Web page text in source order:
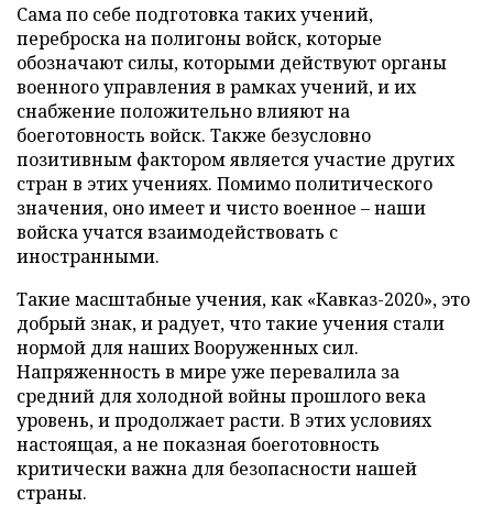
Сама по себе подготовка таких учений,
переброска на полигоны войск, которые
обозначают силы, которыми действуют органы
военного управления в рамках учений, и их
снабжение положительно влияют на
боеготовность войск. Также безусловно
позитивным фактором является участие других
стран в этих учениях. Помимо политического
значения, оно имеет и чисто военное – наши
войска учатся взаимодействовать с
иностранными.
Такие масштабные учения, как «Кавказ-2020», это
добрый знак, и радует, что такие учения стали
нормой для наших Вооруженных сил.
Напряженность в мире уже перевалила за
средний для холодной войны прошлого века
уровень, и продолжает расти. В этих условиях
настоящая, а не показная боеготовность
критически важна для безопасности нашей
страны.